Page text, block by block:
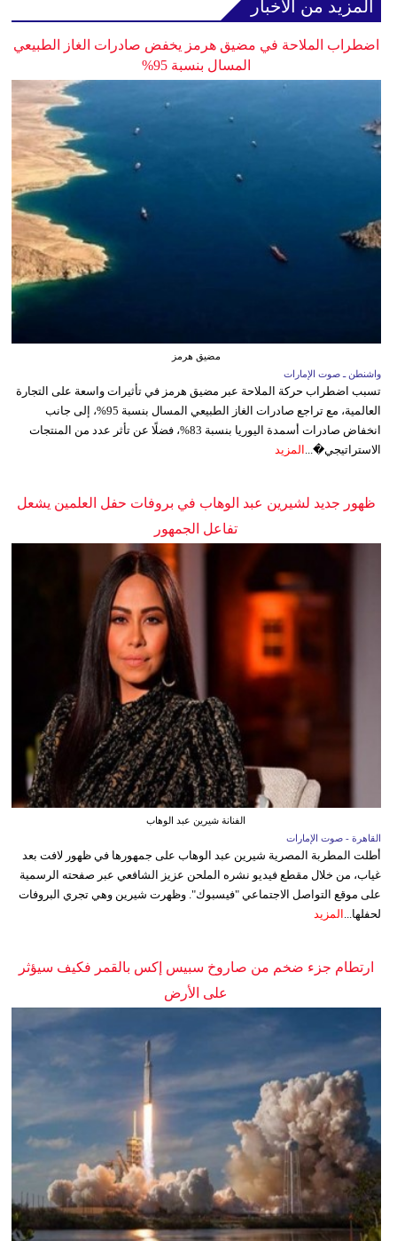
المزيد من الأخبار
اضطراب الملاحة في مضيق هرمز يخفض صادرات الغاز الطبيعي
المسال بنسبة 95%
مضيق هرمز
واشنطن ـ صوت الإمارات
تسبب اضطراب حركة الملاحة عبر مضيق هرمز في تأثيرات واسعة على التجارة
العالمية، مع تراجع صادرات الغاز الطبيعي المسال بنسبة 95%، إلى جانب
انخفاض صادرات أسمدة اليوريا بنسبة 83%، فضلًا عن تأثر عدد من المنتجات
الاستراتيجي�... المزيد
ظهور جديد لشيرين عبد الوهاب في بروفات حفل العلمين يشعل
تفاعل الجمهور
الفنانة شيرين عبد الوهاب
القاهرة - صوت الإمارات
أطلت المطربة المصرية شيرين عبد الوهاب على جمهورها في ظهور لافت بعد
غياب، من خلال مقطع فيديو نشره الملحن عزيز الشافعي عبر صفحته الرسمية
على موقع التواصل الاجتماعي "فيسبوك". وظهرت شيرين وهي تجري البروفات
لحفلها... المزيد
ارتطام جزء ضخم من صاروخ سبيس إكس بالقمر فكيف سيؤثر
على الأرض